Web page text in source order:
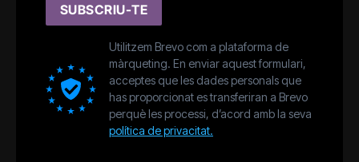
SUBSCRIU-TE
Utilitzem Brevo com a plataforma de
màrqueting. En enviar aquest formulari,
acceptes que les dades personals que
has proporcionat es transferiran a Brevo
perquè les processi, d’acord amb la seva
política de privacitat.